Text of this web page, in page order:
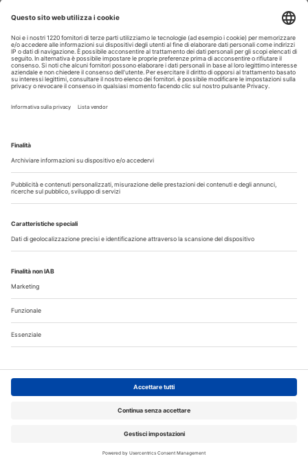
veloci e...
Approfondisci
Speciali in Evidenza
20 Luglio 2026
Speciale sbiancamento domiciliare a cura di Kulzer